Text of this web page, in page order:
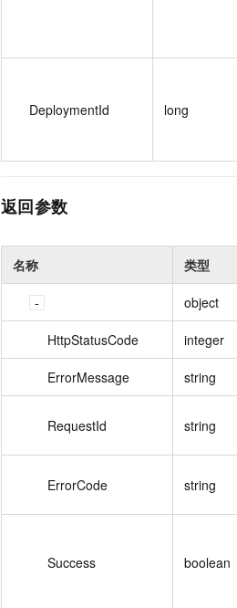
DeploymentId long
返回参数
名称 类型
object
HttpStatusCode integer
ErrorMessage string
RequestId string
ErrorCode string
Success boolean